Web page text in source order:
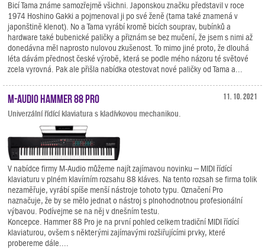
Bicí Tama známe samozřejmě všichni. Japonskou značku představil v roce
1974 Hoshino Gakki a pojmenoval ji po své ženě (tama také znamená v
japonštině klenot). No a Tama vyrábí kromě bicích souprav, bubínků a
hardware také bubenické paličky a přiznám se bez mučení, že jsem s nimi až
donedávna měl naprosto nulovou zkušenost. To mimo jiné proto, že dlouhá
léta dávám přednost české výrobě, která se podle mého názoru té světové
zcela vyrovná. Pak ale přišla nabídka otestovat nové paličky od Tama a...
11. 10. 2021
M-Audio Hammer 88 Pro
Univerzální řídící klaviatura s kladívkovou mechanikou.
V nabídce firmy M-Audio můžeme najít zajímavou novinku – MIDI řídící
klaviaturu v plném klavírním rozsahu 88 kláves. Na tento rozsah se firma tolik
nezaměřuje, vyrábí spíše menší nástroje tohoto typu. Označení Pro
naznačuje, že by se mělo jednat o nástroj s plnohodnotnou profesionální
výbavou. Podívejme se na něj v dnešním testu.
Koncepce. Hammer 88 Pro je na první pohled celkem tradiční MIDI řídící
klaviaturou, ovšem s některými zajímavými rozšiřujícími prvky, které
probereme dále....